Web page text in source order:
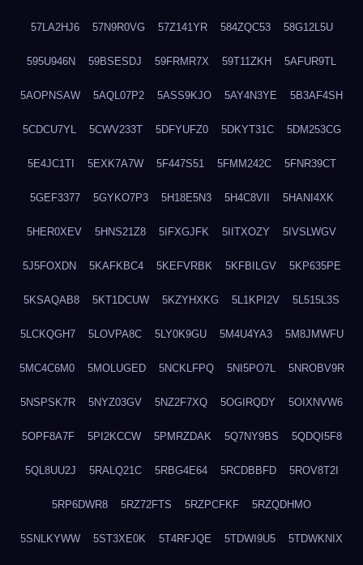
57LA2HJ6 57N9R0VG 57Z141YR 584ZQC53 58G12L5U
595U946N 59BSESDJ 59FRMR7X 59T11ZKH 5AFUR9TL
5AOPNSAW 5AQL07P2 5ASS9KJO 5AY4N3YE 5B3AF4SH
5CDCU7YL 5CWV233T 5DFYUFZ0 5DKYT31C 5DM253CG
5E4JC1TI 5EXK7A7W 5F447S51 5FMM242C 5FNR39CT
5GEF3377 5GYKO7P3 5H18E5N3 5H4C8VII 5HANI4XK
5HER0XEV 5HNS21Z8 5IFXGJFK 5IITXOZY 5IVSLWGV
5J5FOXDN 5KAFKBC4 5KEFVRBK 5KFBILGV 5KP635PE
5KSAQAB8 5KT1DCUW 5KZYHXKG 5L1KPI2V 5L515L3S
5LCKQGH7 5LOVPA8C 5LY0K9GU 5M4U4YA3 5M8JMWFU
5MC4C6M0 5MOLUGED 5NCKLFPQ 5NI5PO7L 5NROBV9R
5NSPSK7R 5NYZ03GV 5NZ2F7XQ 5OGIRQDY 5OIXNVW6
5OPF8A7F 5PI2KCCW 5PMRZDAK 5Q7NY9BS 5QDQI5F8
5QL8UU2J 5RALQ21C 5RBG4E64 5RCDBBFD 5ROV8T2I
5RP6DWR8 5RZ72FTS 5RZPCFKF 5RZQDHMO
5SNLKYWW 5ST3XE0K 5T4RFJQE 5TDWI9U5 5TDWKNIX